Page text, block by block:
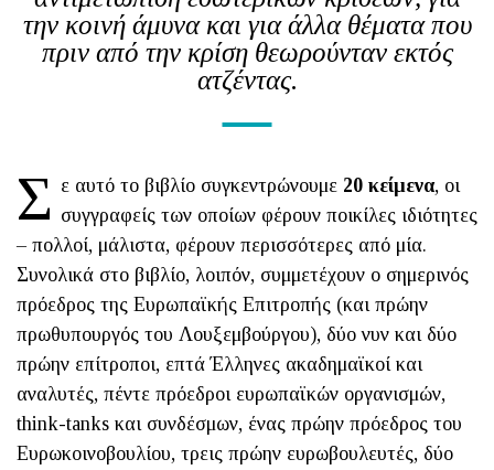
την κοινή άμυνα και για άλλα θέματα που
πριν από την κρίση θεωρούνταν εκτός
ατζέντας.
Σ ε αυτό το βιβλίο συγκεντρώνουμε 20 κείμενα, οι
συγγραφείς των οποίων φέρουν ποικίλες ιδιότητες
– πολλοί, μάλιστα, φέρουν περισσότερες από μία.
Συνολικά στο βιβλίο, λοιπόν, συμμετέχουν ο σημερινός
πρόεδρος της Ευρωπαϊκής Επιτροπής (και πρώην
πρωθυπουργός του Λουξεμβούργου), δύο νυν και δύο
πρώην επίτροποι, επτά Έλληνες ακαδημαϊκοί και
αναλυτές, πέντε πρόεδροι ευρωπαϊκών οργανισμών,
think-tanks και συνδέσμων, ένας πρώην πρόεδρος του
Ευρωκοινοβουλίου, τρεις πρώην ευρωβουλευτές, δύο